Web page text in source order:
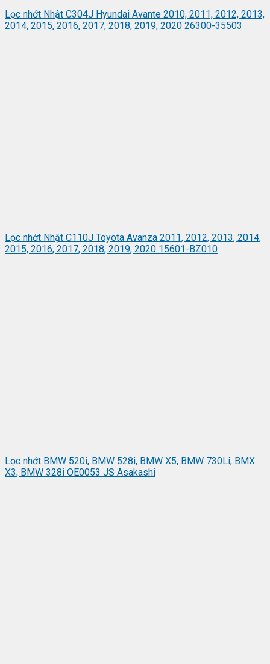
Lọc nhớt Nhật C304J Hyundai Avante 2010, 2011, 2012, 2013,
2014, 2015, 2016, 2017, 2018, 2019, 2020 26300-35503
Lọc nhớt Nhật C110J Toyota Avanza 2011, 2012, 2013, 2014,
2015, 2016, 2017, 2018, 2019, 2020 15601-BZ010
Lọc nhớt BMW 520i, BMW 528i, BMW X5, BMW 730Li, BMX
X3, BMW 328i OE0053 JS Asakashi